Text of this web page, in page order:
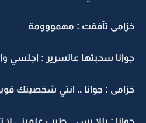
خزامى تأففت : مهمووومة
جوانا سحبتها عالسرير : اجلسي
خزامى : جوانا .. انتي شخصيتك
جوانا : يللا بس .. طيب علميني لا